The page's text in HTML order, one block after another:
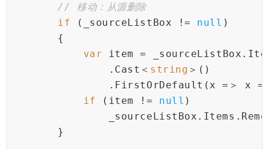
// 移动：从源删除
if (_sourceListBox != null )
{
var item =
.Cast＜ string ＞()
.FirstOrDefault(x =＞ x ==
if (item != null )
}